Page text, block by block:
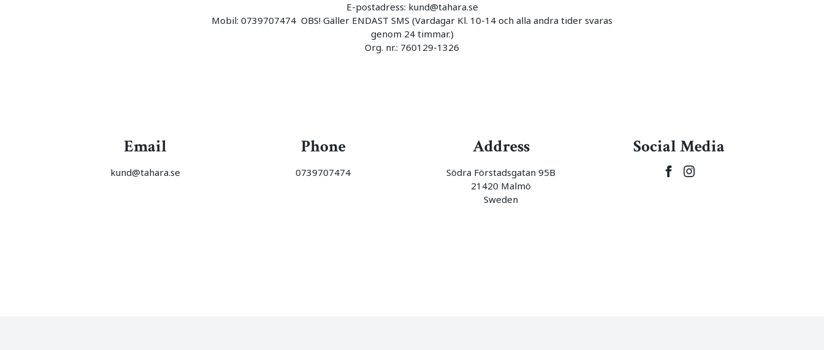
E-postadress: kund@tahara.se
Mobil: 0739707474 OBS! Gäller ENDAST SMS (Vardagar Kl. 10-14 och alla andra tider svaras
genom 24 timmar.)
Org. nr.: 760129-1326
Email
kund@tahara.se
Phone
0739707474
Address
Södra Förstadsgatan 95B
21420 Malmö
Sweden
Social Media